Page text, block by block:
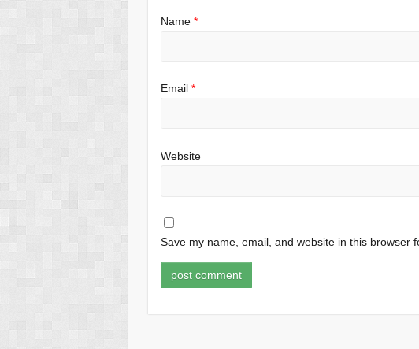
Name*
Email*
Website
Save my name, email, and website in this browser